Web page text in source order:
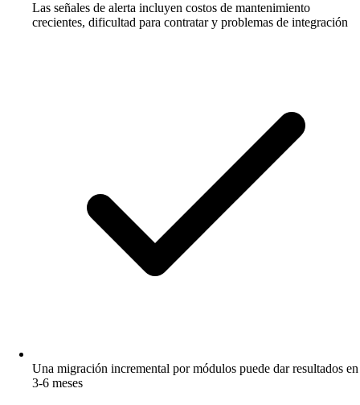
Las señales de alerta incluyen costos de mantenimiento
crecientes, dificultad para contratar y problemas de integración
Una migración incremental por módulos puede dar resultados en
3-6 meses